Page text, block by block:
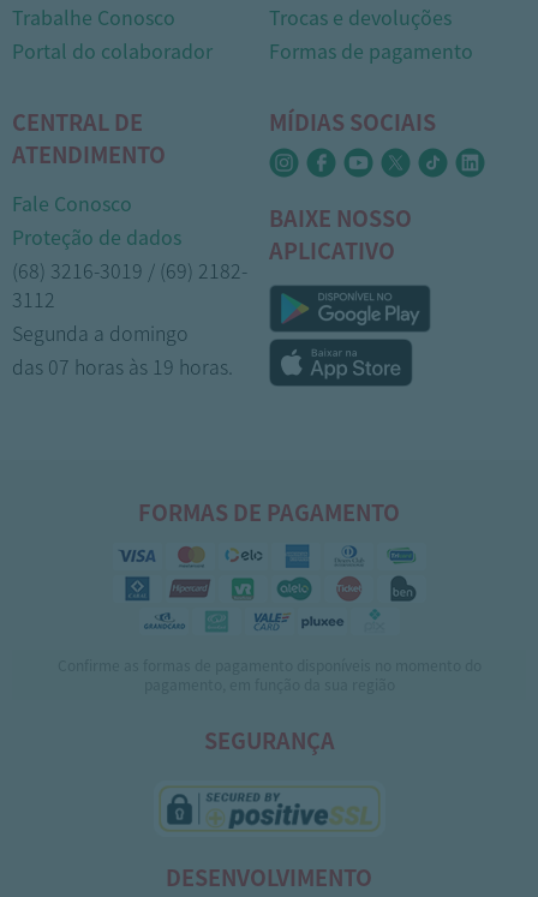
Trabalhe Conosco
Portal do colaborador
Trocas e devoluções
Formas de pagamento
CENTRAL DE
ATENDIMENTO
Fale Conosco
Proteção de dados
(68) 3216-3019 / (69) 2182-
3112
Segunda a domingo
das 07 horas às 19 horas.
MÍDIAS SOCIAIS
BAIXE NOSSO
APLICATIVO
FORMAS DE PAGAMENTO
SEGURANÇA
DESENVOLVIMENTO